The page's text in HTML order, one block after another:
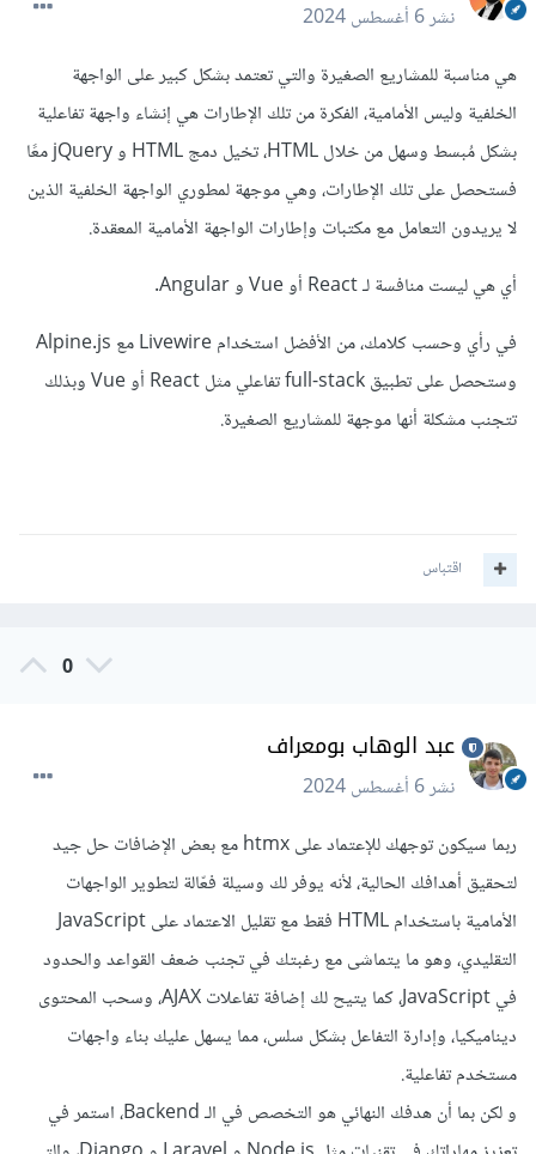
نشر6 أغسطس 2024
هي مناسبة للمشاريع الصغيرة والتي تعتمد بشكل كبير على الواجهة
الخلفية وليس الأمامية، الفكرة من تلك الإطارات هي إنشاء واجهة تفاعلية
بشكل مُبسط وسهل من خلال HTML، تخيل دمج HTML و jQuery معًا
فستحصل على تلك الإطارات، وهي موجهة لمطوري الواجهة الخلفية الذين
لا يريدون التعامل مع مكتبات وإطارات الواجهة الأمامية المعقدة.
أي هي ليست منافسة لـ React أو Vue و Angular.
في رأي وحسب كلامك، من الأفضل استخدام Livewire مع Alpine.js
وستحصل على تطبيق full-stack تفاعلي مثل React أو Vue وبذلك
تتجنب مشكلة أنها موجهة للمشاريع الصغيرة.
اقتباس
0
عبد الوهاب بومعراف
نشر6 أغسطس 2024
ربما سيكون توجهك للإعتماد على htmx مع بعض الإضافات حل جيد
لتحقيق أهدافك الحالية، لأنه يوفر لك وسيلة فعّالة لتطوير الواجهات
الأمامية باستخدام HTML فقط مع تقليل الاعتماد على JavaScript
التقليدي، وهو ما يتماشى مع رغبتك في تجنب ضعف القواعد والحدود
في JavaScript، كما يتيح لك إضافة تفاعلات AJAX، وسحب المحتوى
ديناميكيا، وإدارة التفاعل بشكل سلس، مما يسهل عليك بناء واجهات
مستخدم تفاعلية.
و لكن بما أن هدفك النهائي هو التخصص في الـ Backend، استمر في